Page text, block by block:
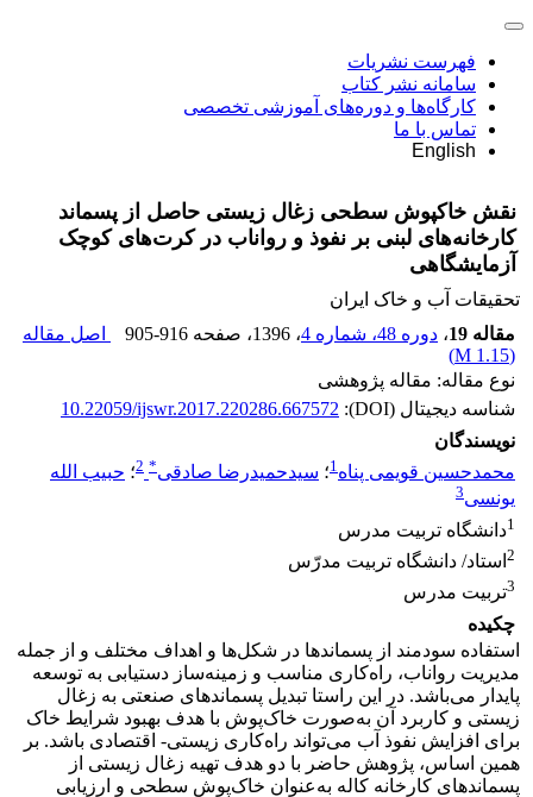
فهرست نشریات
سامانه نشر کتاب
کارگاه‌ها و دوره‌های آموزشی تخصصی
تماس با ما
English
نقش خاکپوش سطحی زغال زیستی حاصل از پسماند
کارخانه‌های لبنی بر نفوذ و رواناب در کرت‌های کوچک
آزمایشگاهی
تحقیقات آب و خاک ایران
مقاله 19
، دوره 48، شماره 4 ، 1396 ، صفحه 905-916
اصل مقاله
(
1.15 M
)
نوع مقاله: مقاله پژوهشی
شناسه دیجیتال (DOI):
10.22059/ijswr.2017.220286.667572
نویسندگان
محمدحسین قویمی پناه1؛ سیدحمیدرضا صادقی*
2؛ حبیب الله
یونسی3
1دانشگاه تربیت مدرس
2 استاد/ دانشگاه تربیت مدرّس
3تربیت مدرس
چکیده
استفاده سودمند از پسماندها در شکل‌ها و اهداف مختلف و از جمله
مدیریت رواناب، راه‌کاری مناسب و زمینه‌ساز دستیابی به توسعه
پایدار می‌باشد. در این راستا تبدیل پسماندهای صنعتی به زغال
زیستی و کاربرد آن به‌صورت خاک‌پوش با هدف بهبود شرایط خاک
برای افزایش نفوذ آب می‌تواند راه‌کاری زیستی- اقتصادی باشد. بر
همین اساس، پژوهش حاضر با دو هدف تهیه زغال زیستی از
پسماندهای کارخانه کاله به‌عنوان خاک‌پوش سطحی و ارزیابی